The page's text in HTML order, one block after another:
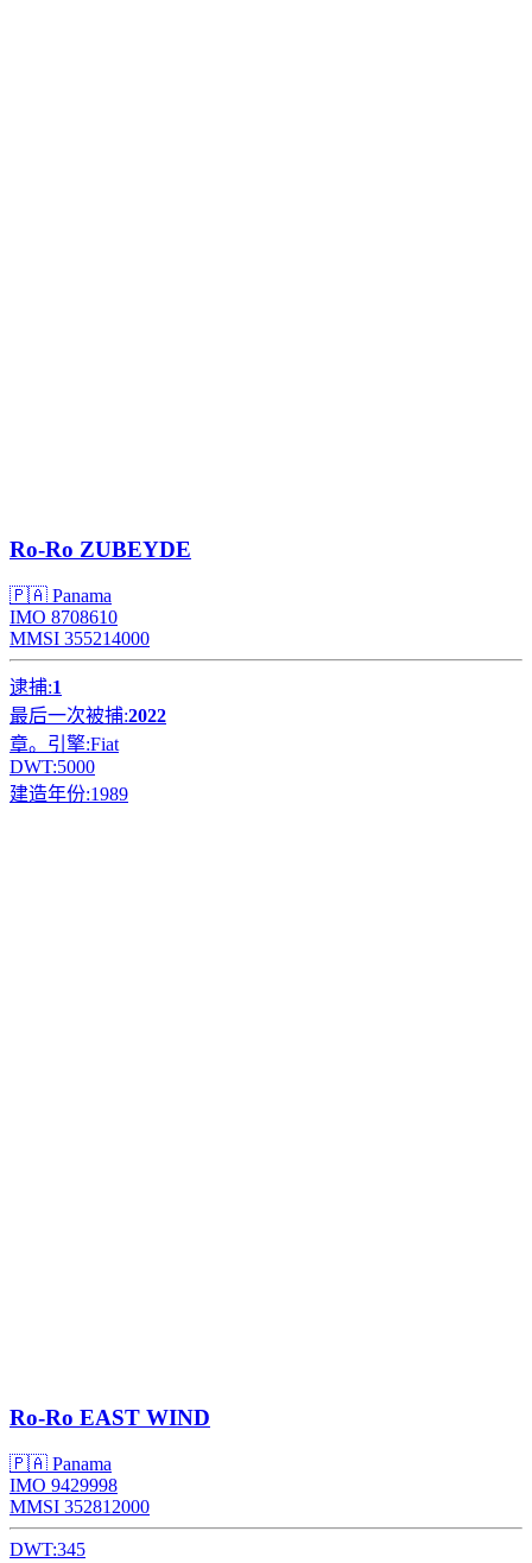
Ro-Ro ZUBEYDE
🇵🇦 Panama
IMO 8708610
MMSI 355214000
逮捕:1
最后一次被捕:2022
章。引擎:Fiat
DWT:5000
建造年份:1989
Ro-Ro EAST WIND
🇵🇦 Panama
IMO 9429998
MMSI 352812000
DWT:345